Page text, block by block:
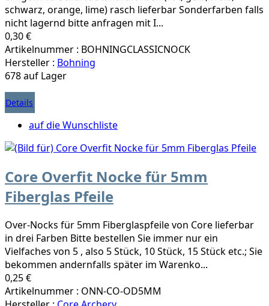
schwarz, orange, lime) rasch lieferbar Sonderfarben falls
nicht lagernd bitte anfragen mit I...
0,30 €
Artikelnummer : BOHNINGCLASSICNOCK
Hersteller : Bohning
678 auf Lager
Details
auf die Wunschliste
Core Overfit Nocke für 5mm
Fiberglas Pfeile
Over-Nocks für 5mm Fiberglaspfeile von Core lieferbar
in drei Farben Bitte bestellen Sie immer nur ein
Vielfaches von 5 , also 5 Stück, 10 Stück, 15 Stück etc.; Sie
bekommen andernfalls später im Warenko...
0,25 €
Artikelnummer : ONN-CO-OD5MM